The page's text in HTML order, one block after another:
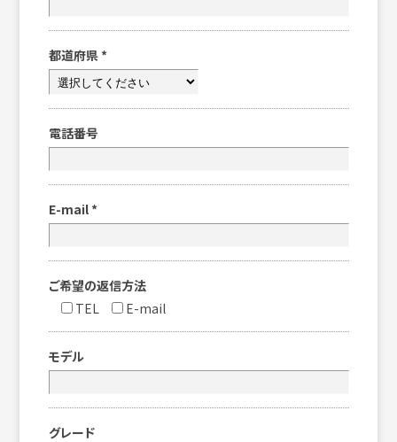
都道府県 *
電話番号
E-mail *
ご希望の返信方法
TEL
E-mail
モデル
グレード